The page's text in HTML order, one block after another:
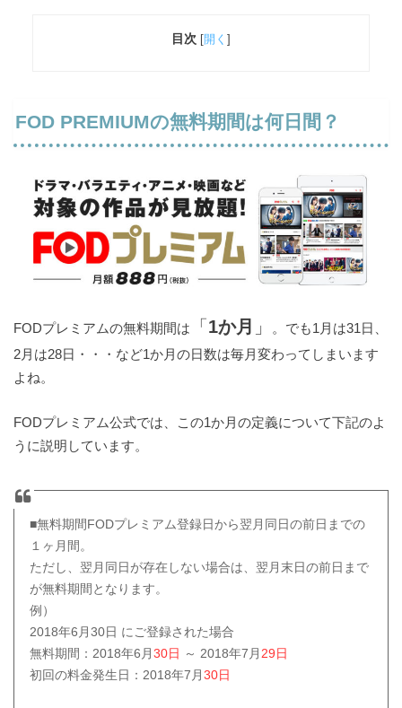
目次 [開く ]
FOD PREMIUMの無料期間は何日間？
FODプレミアムの無料期間は 「 1か月 」
。でも1月は31日、
2月は28日・・・など1か月の日数は毎月変わってしまいます
よね。
FODプレミアム公式では、この1か月の定義について下記のよ
うに説明しています。
■無料期間FODプレミアム登録日から翌月同日の前日までの
１ヶ月間。
ただし、翌月同日が存在しない場合は、翌月末日の前日まで
が無料期間となります。
例）
2018年6月30日 にご登録された場合
無料期間：2018年6月30日 ～ 2018年7月 29日
初回の料金発生日：2018年7月30日